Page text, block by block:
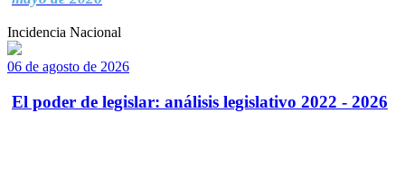
Incidencia Nacional
06 de agosto de 2026
El poder de legislar: análisis legislativo 2022 - 2026